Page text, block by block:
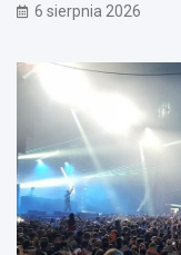
6 sierpnia 2026